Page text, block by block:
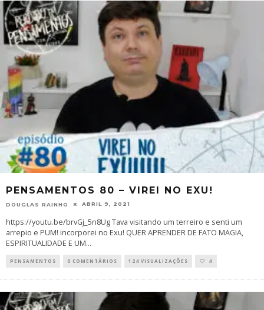
PENSAMENTOS 80 – VIREI NO EXU!
DOUGLAS RAINHO ABRIL 9, 2021
https://youtu.be/brvGj_5n8Ug Tava visitando um terreiro e senti um
arrepio e PUM! incorporei no Exu! QUER APRENDER DE FATO MAGIA,
ESPIRITUALIDADE E UM...
PENSAMENTOS 0 COMENTÁRIOS 124 VISUALIZAÇÕES 4